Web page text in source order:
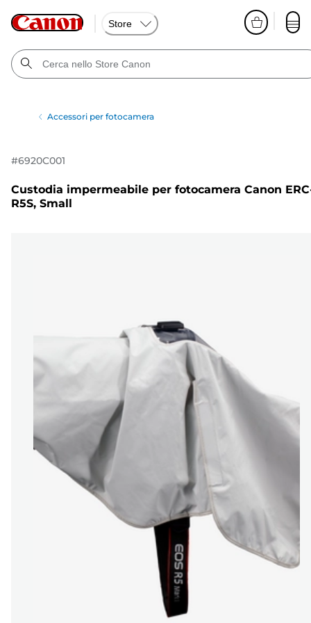
Store
Accessori per fotocamera
#6920C001
Custodia impermeabile per fotocamera Canon
R5S, Small